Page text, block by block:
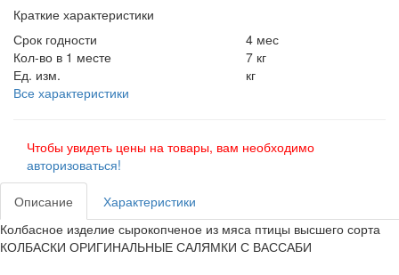
Краткие характеристики
Срок годности
4 мес
Кол-во в 1 месте
7 кг
Ед. изм.
кг
Все характеристики
Чтобы увидеть цены на товары, вам необходимо
авторизоваться!
Описание
Характеристики
Колбасное изделие сырокопченое из мяса птицы высшего сорта
КОЛБАСКИ ОРИГИНАЛЬНЫЕ САЛЯМКИ С ВАССАБИ